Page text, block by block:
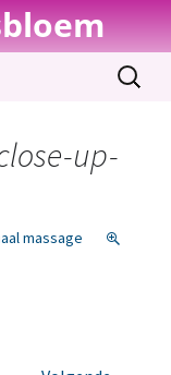
Zoeken
naar:
up-
massage